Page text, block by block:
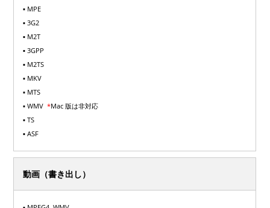
▪ MPE
▪ 3G2
▪ M2T
▪ 3GPP
▪ M2TS
▪ MKV
▪ MTS
▪ WMV*Mac 版は非対応
▪ TS
▪ ASF
動画（書き出し）